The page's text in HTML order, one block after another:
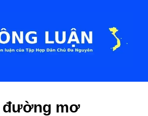
đường mơ